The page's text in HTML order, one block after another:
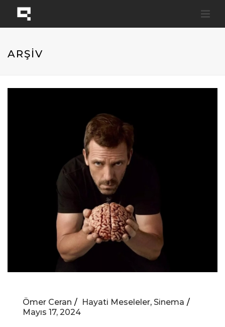
ARŞİV
Ömer Ceran Hayati Meseleler, Sinema
Mayıs 17, 2024